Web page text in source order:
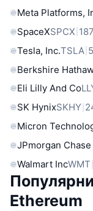
Meta Platforms,
SpaceXSPCX
Tesla, Inc.TSLA
Berkshire
Eli Lilly And Co
SK HynixSKHY
Micron
JPmorgan Chase
Walmart IncWMT
Ethereum